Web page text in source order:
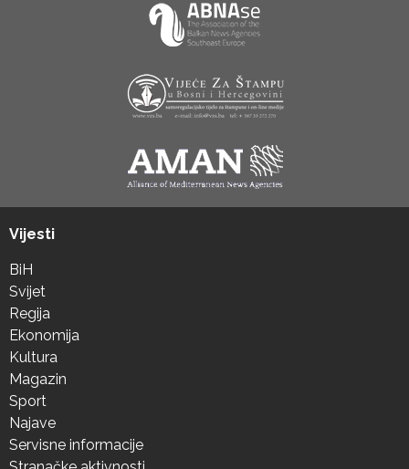
Vijesti
BiH
Svijet
Regija
Ekonomija
Kultura
Magazin
Sport
Najave
Servisne informacije